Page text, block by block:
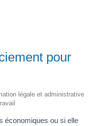
pour
légale et administrative
économiques ou si elle